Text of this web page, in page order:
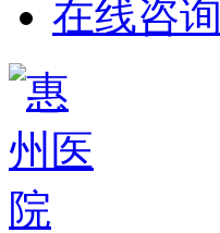
在线咨询